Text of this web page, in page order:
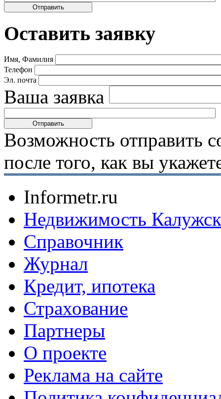
Оставить заявку
Имя, Фамилия
Телефон
Эл. почта
Ваша заявка
Возможность отправить
после того, как вы
Informetr.ru
Недвижимость
Справочник
Журнал
Кредит, ипотека
Страхование
Партнеры
O проекте
Реклама на сайте